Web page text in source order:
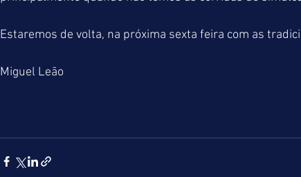
Estaremos de volta, na próxima sexta feira com as
Miguel Leão